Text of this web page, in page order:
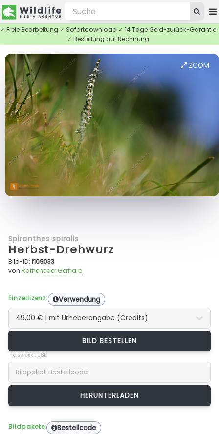
✓ Freie Bearbeitung ✓ Sofortdownload ✓ 14 Tage Geld-zurück-Garantie
✓ Bestellung auf Rechnung
ZOOM
Spiranthes spiralis
Herbst-Drehwurz
Bild-ID:f109033
vonRotheneder Gerhard
Einzellizenz: Verwendung
BILD BESTELLEN
Preise exkl. USt.
Bildpakete: Bestellcode